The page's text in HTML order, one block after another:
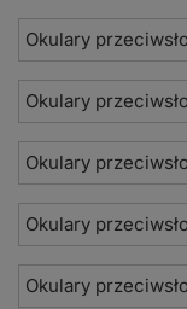
Okulary
Okulary
Okulary
Okulary
Okulary